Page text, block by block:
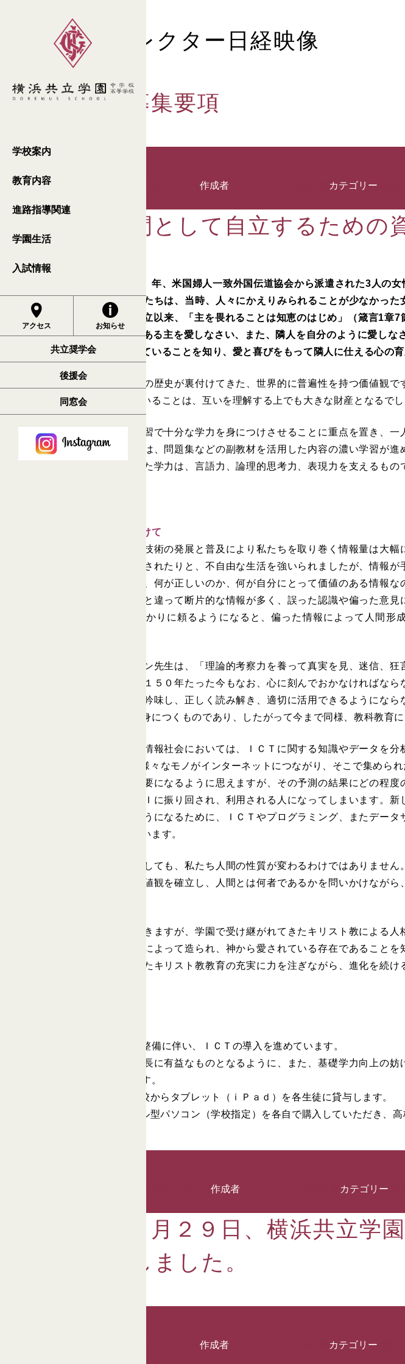
学校案内
教育内容
進路指導関連
学園生活
入試情報
アクセス お知らせ
共立奨学会
後援会
同窓会
投稿者:ディレクター日経映像
2027年度
中学校生徒募集要項
投稿日: 作成者 カテゴリー
ひとりの人間として自立するための
間
横浜共立学園は、1871（明治4）年、米国婦人一致外国伝道協会から派遣された3人の
て設立されました。女性宣教師たちは、当時、人々にかえりみられることが少なかっ
格教育を始めました。そして創立以来、「主を畏れることは知恵のはじめ」（箴言1章
思いを尽くして、あなたの神である主を愛しなさい、また、隣人を自分のように愛し
言葉を根幹に据え、神に愛されていることを知り、愛と喜びをもって隣人に仕える心の
キリスト教の価値観は、数千年の歴史が裏付けてきた、世界的に普遍性を持つ価値観
と共有する価値観を身に着けていることは、互いを理解する上でも大きな財産となるでし
教科教育においては、授業の学習で十分な学力を身につけさせることに重点を置き、
の定着を図っています。授業では、問題集などの副教材を活用した内容の濃い学習が
ます。６年間を通して身につけた学力は、言語力、論理的思考力、表現力を支えるも
進化を続ける高度情報社会に向けて
インターネットなどの情報通信技術の発展と普及により私たちを取り巻く情報量は大
に会えなかったり、活動が制限されたりと、不自由な生活を強いられましたが、情報
ません。むしろ情報が多すぎて、何が正しいのか、何が自分にとって価値のある情報
ーネット上のニュースは、新聞と違って断片的な情報が多く、誤った認識や偏った意
長期にインターネットの情報ばかりに頼るようになると、偏った情報によって人間形
学園創設者の一人であるピアソン先生は、「理論的考察力を養って真実を見、迷信、
教科教育の充実を図りました。１５０年たった今もなお、心に刻んでおかなければな
して流れ込んでくる情報の質を吟味し、正しく読み解き、適切に活用できるようにな
的思考力を高めることによって身につくものであり、したがって今まで同様、教科教育
一方で、これからの新しい高度情報社会においては、ＩＣＴに関する知識やデータを
する「Society5.0」構想では、様々なモノがインターネットにつながり、そこで集めら
れは一見すると人間の思考が不要になるように思えますが、その予測の結果にどの程
り、その判断ができないと、ＡＩに振り回され、利用される人になってしまいます。
果的にかつ正しく活用できるようになるために、ＩＣＴやプログラミング、またデー
いかなければならないと考えています。
しかし、ＡＩ技術がいくら発展しても、私たち人間の性質が変わるわけではありませ
ように、生徒一人ひとりが、価値観を確立し、人間とは何者であるかを問いかけなが
社会の情報化はさらに進んでいきますが、学園で受け継がれてきたキリスト教による
いくのだと思います。人間が神によって造られ、神から愛されている存在であること
も礼拝と聖書の学びを中心としたキリスト教教育の充実に力を注ぎながら、進化を続
学園では、ネットワーク環境の整備に伴い、ＩＣＴの導入を進めています。
情報通信技術の活用が生徒の成長に有益なものとなるように、また、基礎学力向上の
に端末機器の導入を進めています。
・ 中学校１年生、2年生は、学校からタブレット（ｉＰａｄ）を各生徒に貸与します。
・ 中学校3年進級時に、モバイル型パソコン（学校指定）を各自で購入していただき、
作成者 カテゴリー
２０２３年９月２９日、横浜共立学
ニューアルしました。
作成者 カテゴリー